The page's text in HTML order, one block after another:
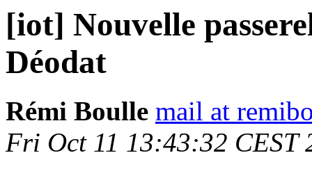
[iot] Nouvelle
Déodat
Rémi Boulle mail at
Fri Oct 11 13:43:32 CEST